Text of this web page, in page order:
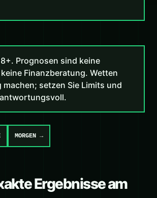
Prognosen sind keine
Finanzberatung. Wetten
machen; setzen Sie Limits und
MORGEN →
Ergebnisse am